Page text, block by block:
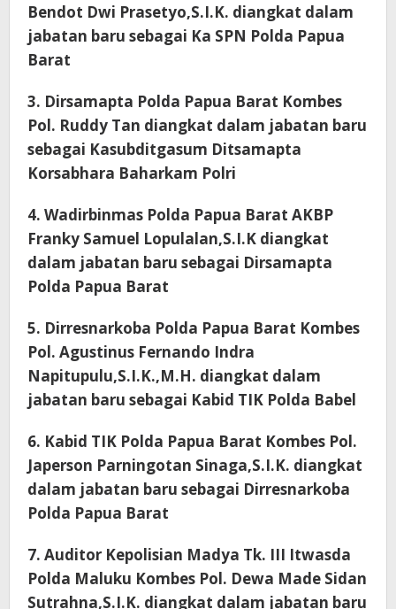
Bendot Dwi Prasetyo,S.I.K. diangkat dalam
jabatan baru sebagai Ka SPN Polda Papua
Barat
3. Dirsamapta Polda Papua Barat Kombes
Pol. Ruddy Tan diangkat dalam jabatan baru
sebagai Kasubditgasum Ditsamapta
Korsabhara Baharkam Polri
4. Wadirbinmas Polda Papua Barat AKBP
Franky Samuel Lopulalan,S.I.K diangkat
dalam jabatan baru sebagai Dirsamapta
Polda Papua Barat
5. Dirresnarkoba Polda Papua Barat Kombes
Pol. Agustinus Fernando Indra
Napitupulu,S.I.K.,M.H. diangkat dalam
jabatan baru sebagai Kabid TIK Polda Babel
6. Kabid TIK Polda Papua Barat Kombes Pol.
Japerson Parningotan Sinaga,S.I.K. diangkat
dalam jabatan baru sebagai Dirresnarkoba
Polda Papua Barat
7. Auditor Kepolisian Madya Tk. III Itwasda
Polda Maluku Kombes Pol. Dewa Made Sidan
Sutrahna,S.I.K. diangkat dalam jabatan baru